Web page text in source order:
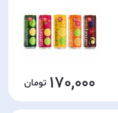
170,000